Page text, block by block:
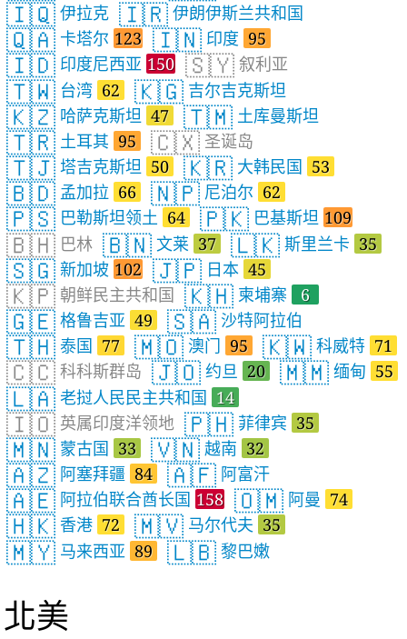
🇮🇶 伊拉克 🇮🇷 伊朗伊斯兰共和国
🇶🇦 卡塔尔 123 🇮🇳 印度 95
🇮🇩 印度尼西亚 150 🇸🇾 叙利亚
🇹🇼 台湾 62 🇰🇬 吉尔吉克斯坦
🇰🇿 哈萨克斯坦 47 🇹🇲 土库曼斯坦
🇹🇷 土耳其 95 🇨🇽 圣诞岛
🇹🇯 塔吉克斯坦 50 🇰🇷 大韩民国 53
🇧🇩 孟加拉 66 🇳🇵 尼泊尔 62
🇵🇸 巴勒斯坦领土 64 🇵🇰 巴基斯坦 109
🇧🇭 巴林 🇧🇳 文莱 37 🇱🇰 斯里兰卡 35
🇸🇬 新加坡 102 🇯🇵 日本 45
🇰🇵 朝鲜民主共和国 🇰🇭 柬埔寨 6
🇬🇪 格鲁吉亚 49 🇸🇦 沙特阿拉伯
🇹🇭 泰国 77 🇲🇴 澳门 95 🇰🇼 科威特 71
🇨🇨 科科斯群岛 🇯🇴 约旦 20 🇲🇲 缅甸 55
🇱🇦 老挝人民民主共和国 14
🇮🇴 英属印度洋领地 🇵🇭 菲律宾 35
🇲🇳 蒙古国 33 🇻🇳 越南 32
🇦🇿 阿塞拜疆 84 🇦🇫 阿富汗
🇦🇪 阿拉伯联合酋长国 158 🇴🇲 阿曼 74
🇭🇰 香港 72 🇲🇻 马尔代夫 35
🇲🇾 马来西亚 89 🇱🇧 黎巴嫩
北美